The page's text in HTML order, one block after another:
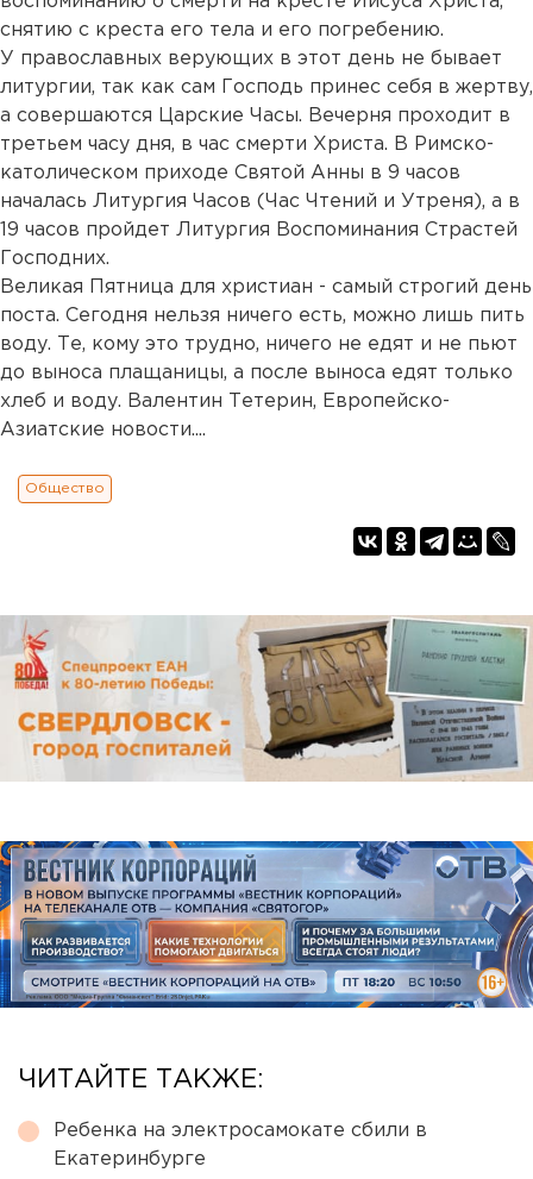
снятию с креста его тела и его погребению.
У православных верующих в этот день не бывает
литургии, так как сам Господь принес себя в жертву,
а совершаются Царские Часы. Вечерня проходит в
третьем часу дня, в час смерти Христа. В Римско-
католическом приходе Святой Анны в 9 часов
началась Литургия Часов (Час Чтений и Утреня), а в
19 часов пройдет Литургия Воспоминания Страстей
Господних.
Великая Пятница для христиан - самый строгий день
поста. Сегодня нельзя ничего есть, можно лишь пить
воду. Те, кому это трудно, ничего не едят и не пьют
до выноса плащаницы, а после выноса едят только
хлеб и воду. Валентин Тетерин, Европейско-
Азиатские новости....
Общество
ЧИТАЙТЕ ТАКЖЕ:
Ребенка на электросамокате сбили в
Екатеринбурге